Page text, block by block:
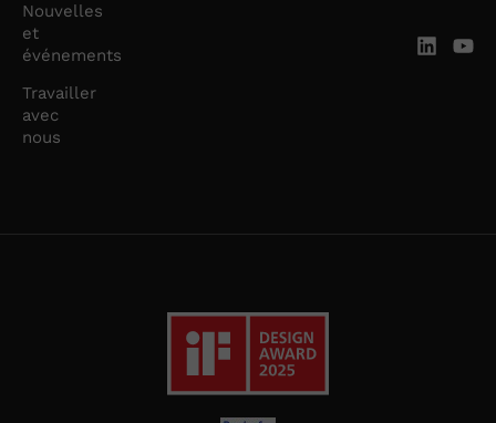
Nouvelles
et
événements
Travailler
avec
nous